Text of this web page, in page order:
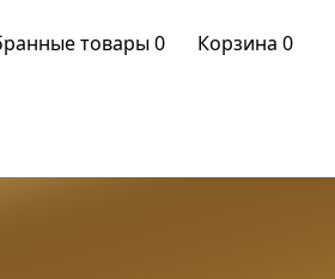
товары0 Корзина 0